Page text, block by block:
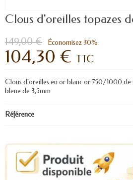
Clous d'oreilles topazes
149,00 € Économisez 30%
104,30 € TTC
Clous d'oreilles en or blanc or 750/1000 de
bleue de 3,5mm
Référence